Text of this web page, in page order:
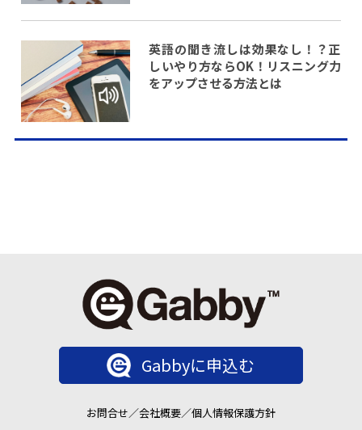
英語の聞き流しは効果なし！？正
しいやり方ならOK！リスニング力
をアップさせる方法とは
Gabbyに申込む
お問合せ／会社概要／個人情報保護方針